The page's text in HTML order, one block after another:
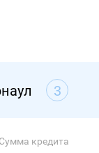
3
Сумма кредита